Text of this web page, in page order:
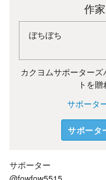
作
ぼちぼち
カクヨムサポーター
トを
サポータ
サポータ
サポーター